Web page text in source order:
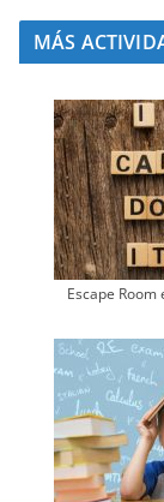
MÁS
Escape Room